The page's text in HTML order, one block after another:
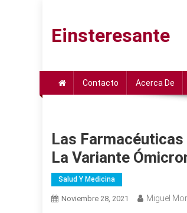
contenido
Einsteresante
Contacto Acerca De
Las
La Variante
Salud Y Medicina
Noviembre 28, 2021 Miguel